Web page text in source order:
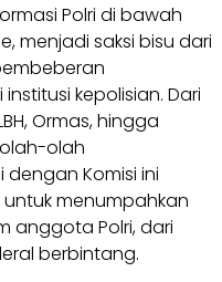
Polri di bawah
menjadi saksi bisu dari
kepolisian. Dari
Ormas, hingga
olah
Komisi ini
menumpahkan
anggota Polri, dari
berbintang.